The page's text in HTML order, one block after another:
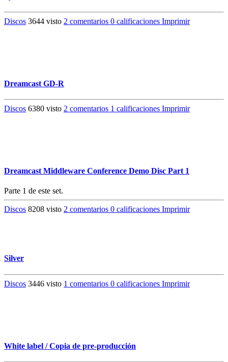
Discos 3644 visto 2 comentarios 0 calificaciones Imprimir
Dreamcast GD-R
Discos 6380 visto 2 comentarios 1 calificaciones Imprimir
Dreamcast Middleware Conference Demo Disc Part 1
Parte 1 de este set.
Discos 8208 visto 2 comentarios 0 calificaciones Imprimir
Silver
Discos 3446 visto 1 comentarios 0 calificaciones Imprimir
White label / Copia de pre-producción